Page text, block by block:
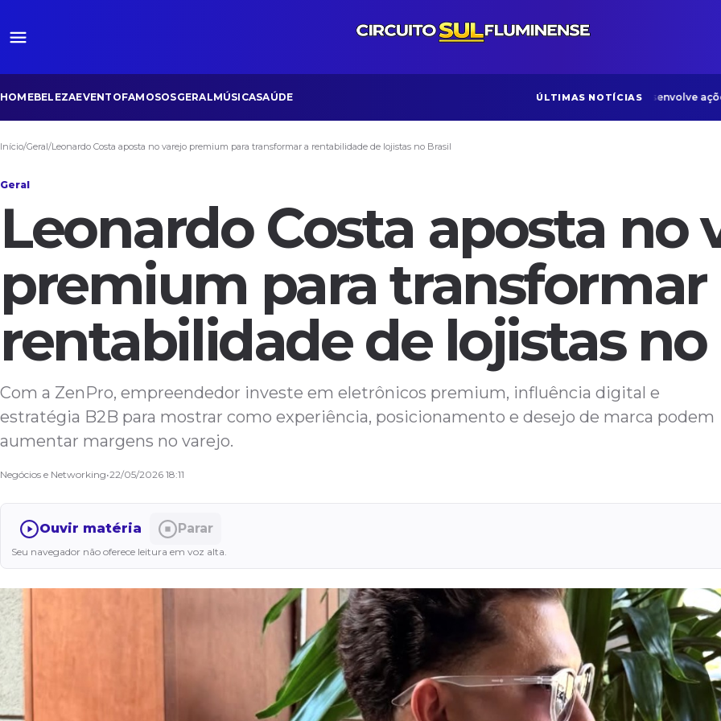
HOMEBELEZAEVENTOFAMOSOSGERALMÚSICASAÚDE ÚLTIMAS NOTÍCIAS
ONG Bom Samaritano desenvolve ações
Início/Geral/Leonardo Costa aposta no varejo premium para transformar a rentabilidade de lojistas no Brasil
Geral
Leonardo Costa aposta no
premium para transformar
rentabilidade de lojistas no
Com a ZenPro, empreendedor investe em eletrônicos premium, influência digital e
estratégia B2B para mostrar como experiência, posicionamento e desejo de marca podem
aumentar margens no varejo.
Negócios e Networking•22/05/2026 18:11
Ouvir matéria Parar
Seu navegador não oferece leitura em voz alta.